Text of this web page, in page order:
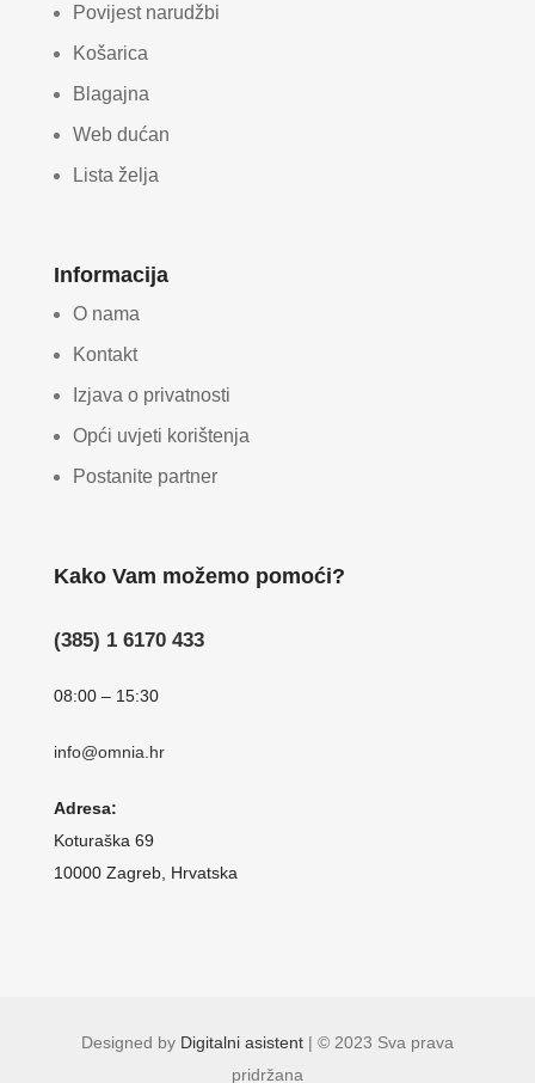
Povijest narudžbi
Košarica
Blagajna
Web dućan
Lista želja
Informacija
O nama
Kontakt
Izjava o privatnosti
Opći uvjeti korištenja
Postanite partner
Kako Vam možemo pomoći?
(385) 1 6170 433
08:00 – 15:30
info@omnia.hr
Adresa:
Koturaška 69
10000 Zagreb, Hrvatska
Designed by Digitalni asistent| © 2023 Sva prava
pridržana